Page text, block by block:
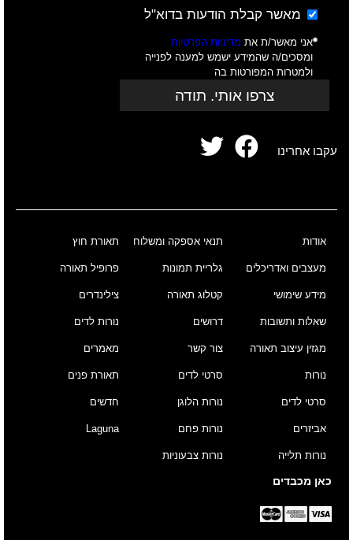
מאשר קבלת הודעות בדוא"ל
אני מאשר/ת את מדיניות הפרטיות
ומסכים/ה שהמידע ישמש למענה לפנייה
ולמטרות המפורטות בה
צרפו אותי. תודה
עקבו אחרינו
אודות
מעצבים ואדריכלים
מידע שימושי
שאלות ותשובות
מגזין עיצוב תאורה
תנאי אספקה ומשלוח
גלריית תמונות
קטלוג תאורה
דרושים
צור קשר
תאורת חוץ
פרופיל תאורה
צילינדרים
נורות לדים
מאמרים
נורות
סרטי לדים
אביזרים
נורות תלייה
סרטי לדים
נורות הלוגן
נורות פחם
נורות צבעוניות
תאורת פנים
חדשים
Laguna
כאן מכבדים